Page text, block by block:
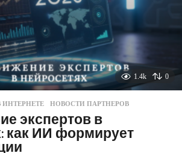
1.4k 0
ИНТЕРНЕТЕ ,НОВОСТИ ПАРТНЕРОВ
экспертов в
как ИИ формирует